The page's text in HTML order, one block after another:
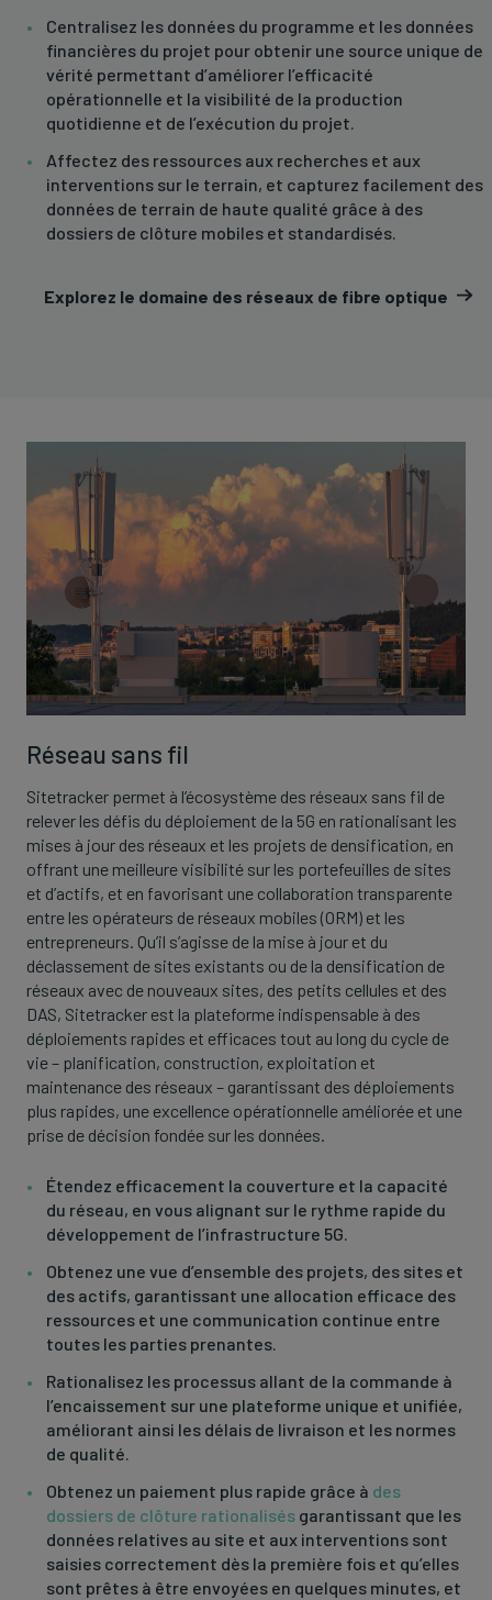
Centralisez les données du programme et les données
financières du projet pour obtenir une source unique de
vérité permettant d’améliorer l’efficacité
opérationnelle et la visibilité de la production
quotidienne et de l’exécution du projet.
Affectez des ressources aux recherches et aux
interventions sur le terrain, et capturez facilement des
données de terrain de haute qualité grâce à des
dossiers de clôture mobiles et standardisés.
Explorez le domaine des réseaux de fibre optique
Réseau sans fil
Sitetracker permet à l’écosystème des réseaux sans fil de
relever les défis du déploiement de la 5G en rationalisant les
mises à jour des réseaux et les projets de densification, en
offrant une meilleure visibilité sur les portefeuilles de sites
et d’actifs, et en favorisant une collaboration transparente
entre les opérateurs de réseaux mobiles (ORM) et les
entrepreneurs. Qu’il s’agisse de la mise à jour et du
déclassement de sites existants ou de la densification de
réseaux avec de nouveaux sites, des petits cellules et des
DAS, Sitetracker est la plateforme indispensable à des
déploiements rapides et efficaces tout au long du cycle de
vie – planification, construction, exploitation et
maintenance des réseaux – garantissant des déploiements
plus rapides, une excellence opérationnelle améliorée et une
prise de décision fondée sur les données.
Étendez efficacement la couverture et la capacité
du réseau, en vous alignant sur le rythme rapide du
développement de l’infrastructure 5G.
Obtenez une vue d’ensemble des projets, des sites et
des actifs, garantissant une allocation efficace des
ressources et une communication continue entre
toutes les parties prenantes.
Rationalisez les processus allant de la commande à
l’encaissement sur une plateforme unique et unifiée,
améliorant ainsi les délais de livraison et les normes
de qualité.
Obtenez un paiement plus rapide grâce à des
dossiers de clôture rationalisés garantissant que les
données relatives au site et aux interventions sont
saisies correctement dès la première fois et qu’elles
sont prêtes à être envoyées en quelques minutes, et